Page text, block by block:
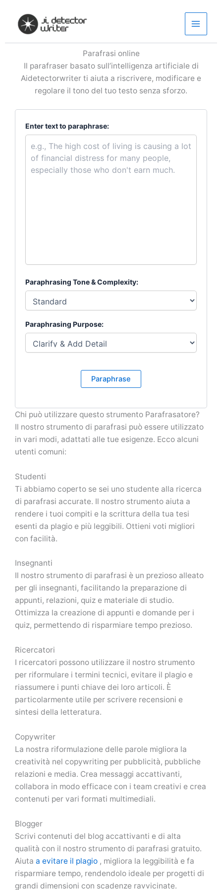
contenuto
Parafrasi online
Il parafraser basato sull’intelligenza artificiale di
Aidetectorwriter ti aiuta a riscrivere, modificare e
regolare il tono del tuo testo senza sforzo.
Enter text to paraphrase:
Paraphrasing Tone & Complexity:
Paraphrasing Purpose:
Paraphrase
Chi può utilizzare questo strumento Parafrasatore?
Il nostro strumento di parafrasi può essere utilizzato
in vari modi, adattati alle tue esigenze. Ecco alcuni
utenti comuni:
Studenti
Ti abbiamo coperto se sei uno studente alla ricerca
di parafrasi accurate. Il nostro strumento aiuta a
rendere i tuoi compiti e la scrittura della tua tesi
esenti da plagio e più leggibili. Ottieni voti migliori
con facilità.
Insegnanti
Il nostro strumento di parafrasi è un prezioso alleato
per gli insegnanti, facilitando la preparazione di
appunti, relazioni, quiz e materiale di studio.
Ottimizza la creazione di appunti e domande per i
quiz, permettendo di risparmiare tempo prezioso.
Ricercatori
I ricercatori possono utilizzare il nostro strumento
per riformulare i termini tecnici, evitare il plagio e
riassumere i punti chiave dei loro articoli. È
particolarmente utile per scrivere recensioni e
sintesi della letteratura.
Copywriter
La nostra riformulazione delle parole migliora la
creatività nel copywriting per pubblicità, pubbliche
relazioni e media. Crea messaggi accattivanti,
collabora in modo efficace con i team creativi e crea
contenuti per vari formati multimediali.
Blogger
Scrivi contenuti del blog accattivanti e di alta
qualità con il nostro strumento di parafrasi gratuito.
Aiuta a evitare il plagio , migliora la leggibilità e fa
risparmiare tempo, rendendolo ideale per progetti di
grandi dimensioni con scadenze ravvicinate.